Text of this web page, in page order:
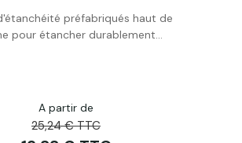
Acheterpréfabriqués haut de
pour étancher durablement...
A partir de
25,24 € TTC